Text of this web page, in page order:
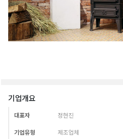
기업개요
대표자 정현진
기업유형 제조업체